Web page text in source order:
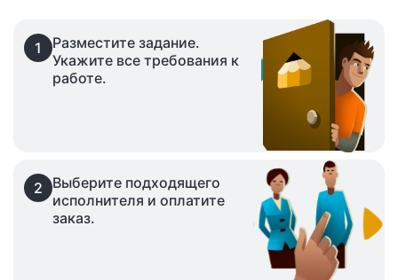
1
Разместите задание.
Укажите все требования к
работе.
2
Выберите подходящего
исполнителя и оплатите
заказ.